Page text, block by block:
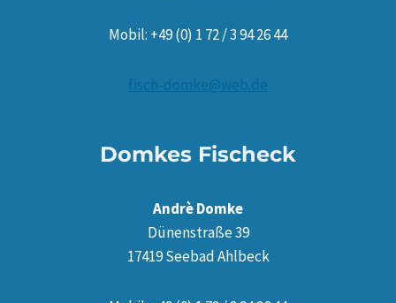
Mobil: +49 (0) 1 72 / 3 94 26 44
fisch-domke@web.de
Domkes Fischeck
Andrè Domke
Dünenstraße 39
17419 Seebad Ahlbeck